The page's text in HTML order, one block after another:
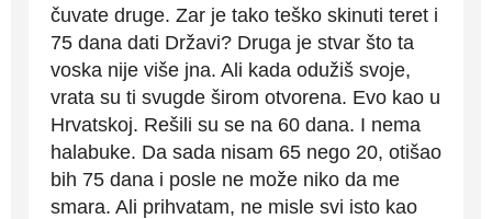
čuvate druge. Zar je tako teško skinuti teret i
75 dana dati Državi? Druga je stvar što ta
voska nije više jna. Ali kada odužiš svoje,
vrata su ti svugde širom otvorena. Evo kao u
Hrvatskoj. Rešili su se na 60 dana. I nema
halabuke. Da sada nisam 65 nego 20, otišao
bih 75 dana i posle ne može niko da me
smara. Ali prihvatam, ne misle svi isto kao